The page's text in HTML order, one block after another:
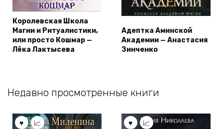
Королевская Школа
Магии и Ритуалистики,
или просто Кошмар —
Лёка Лактысева
Адептка Аминской
Академии — Анастасия
Зинченко
Недавно просмотренные книги